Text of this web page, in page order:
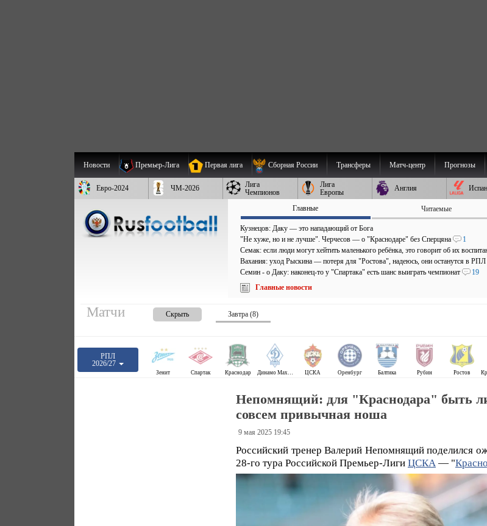
Новости Премьер-Лига Первая лига Сборная России Трансферы Матч-центр Прогнозы
Евро-2024 ЧМ-2026
Лига
Чемпионов
Лига
Европы
Англия
Главные Читаемые
Кузнецов: Даку — это нападающий от Бога
"Не хуже, но и не лучше". Черчесов — о "Краснодаре" без Сперцяна
1
Семак: если люди могут хейтить маленького ребёнка, это говорит об их
Вахания: уход Рыскина — потеря для "Ростова", надеюсь, они останутся в РПЛ
Семин - о Даку: наконец-то у "Спартака" есть шанс выиграть чемпионат
19
Главные новости
Матчи Скрыть Завтра (8)
РПЛ
2026/27
Зенит Спартак Краснодар Динамо Махачкала ЦСКА Оренбург Балтика Рубин Ростов
Непомнящий: для "Краснодара" быть
совсем привычная ноша
9 мая 2025 19:45
Российский тренер Валерий Непомнящий поделился
28-го тура Российской Премьер-Лиги ЦСКА— "